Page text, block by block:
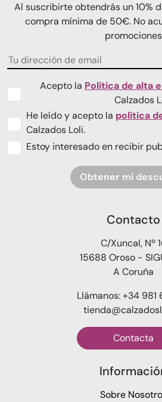
Al suscribirte obtendrás un 10%
compra mínima de 50€. No
promociones
Acepto la Política de alta
Calzados
He leído y acepto la política
Calzados Loli.
Estoy interesado en recibir
Obtener mi
Contacto
C/Xuncal, Nº
15688 Oroso -
A Coruña
Llámanos: +34 981
Contacta
Sobre